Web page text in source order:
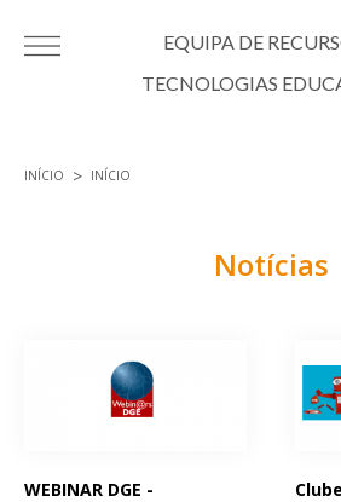
EQUIPA DE
TECNOLOGIAS
INÍCIO INÍCIO
Notícias
WEBINAR DGE -
Páginas